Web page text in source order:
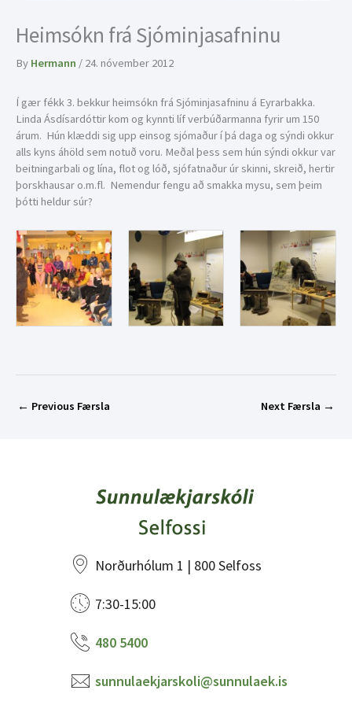
Heimsókn frá Sjóminjasafninu
By Hermann / 24. nóvember 2012
Í gær fékk 3. bekkur heimsókn frá Sjóminjasafninu á Eyrarbakka.
Linda Ásdísardóttir kom og kynnti líf verbúðarmanna fyrir um 150
árum. Hún klæddi sig upp einsog sjómaður í þá daga og sýndi okkur
alls kyns áhöld sem notuð voru. Meðal þess sem hún sýndi okkur var
beitningarbali og lína, flot og lóð, sjófatnaður úr skinni, skreið, hertir
þorskhausar o.m.fl. Nemendur fengu að smakka mysu, sem þeim
þótti heldur súr?
← Previous Færsla Next Færsla →
Norðurhólum 1 | 800 Selfoss
7:30-15:00
480 5400
sunnulaekjarskoli@sunnulaek.is